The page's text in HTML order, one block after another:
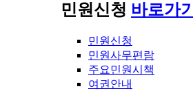
민원신청 바로가기
민원신청
민원사무편람
주요민원시책
여권안내